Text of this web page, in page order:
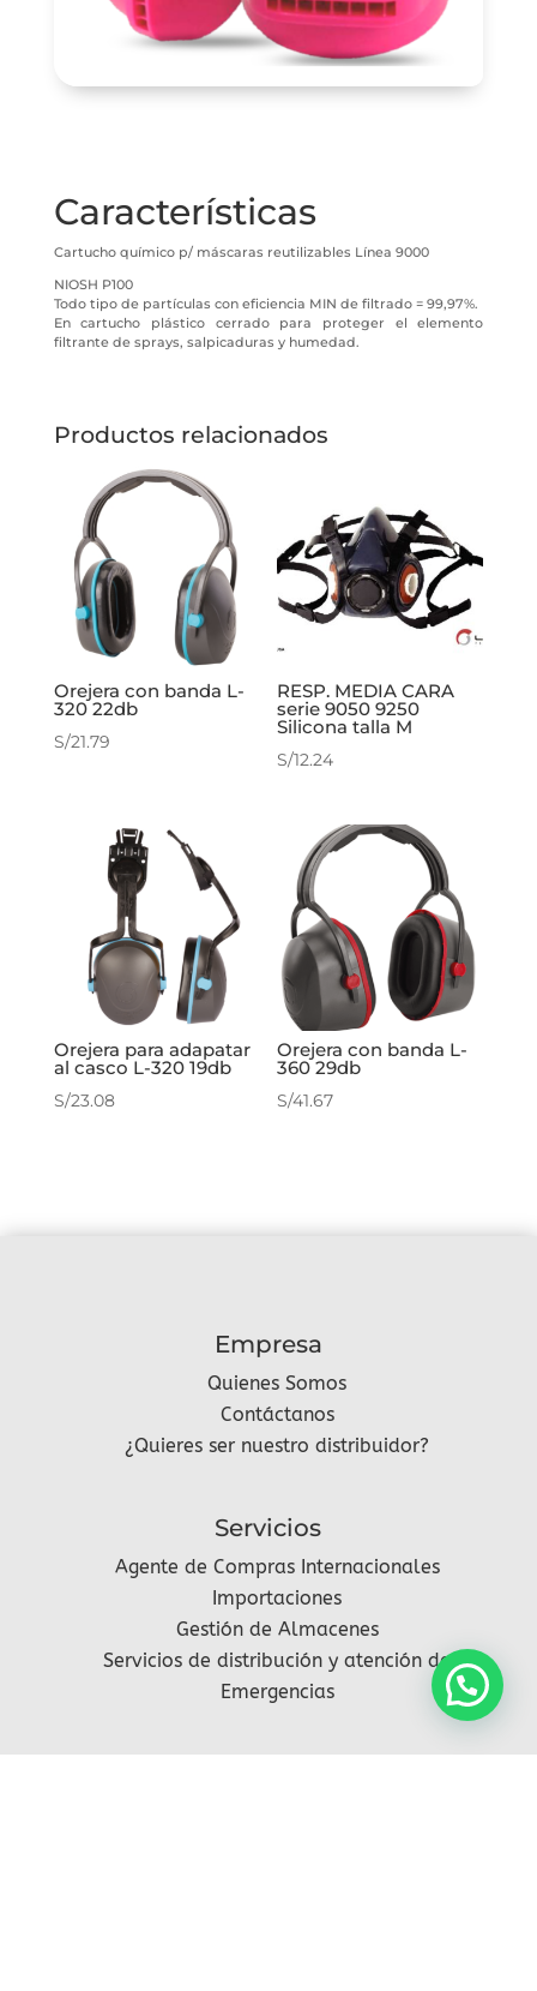
Características
Cartucho químico p/ máscaras reutilizables Línea 9000
NIOSH P100
Todo tipo de partículas con eficiencia MIN de filtrado = 99,97%.
En cartucho plástico cerrado para proteger el elemento
filtrante de sprays, salpicaduras y humedad.
Productos relacionados
Orejera con banda L-
320 22db
S/21.79
RESP. MEDIA CARA
serie 9050 9250
Silicona talla M
S/12.24
Orejera para adapatar
al casco L-320 19db
S/23.08
Orejera con banda L-
360 29db
S/41.67
Empresa
Quienes Somos
Contáctanos
¿Quieres ser nuestro distribuidor?
Servicios
Agente de Compras Internacionales
Importaciones
Gestión de Almacenes
Servicios de distribución y atención de
Emergencias